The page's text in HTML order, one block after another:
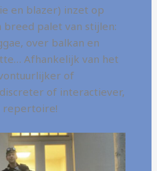
en blazer) inzet op
palet van stijlen:
over balkan en
Afhankelijk van het
of
of interactiever,
repertoire!